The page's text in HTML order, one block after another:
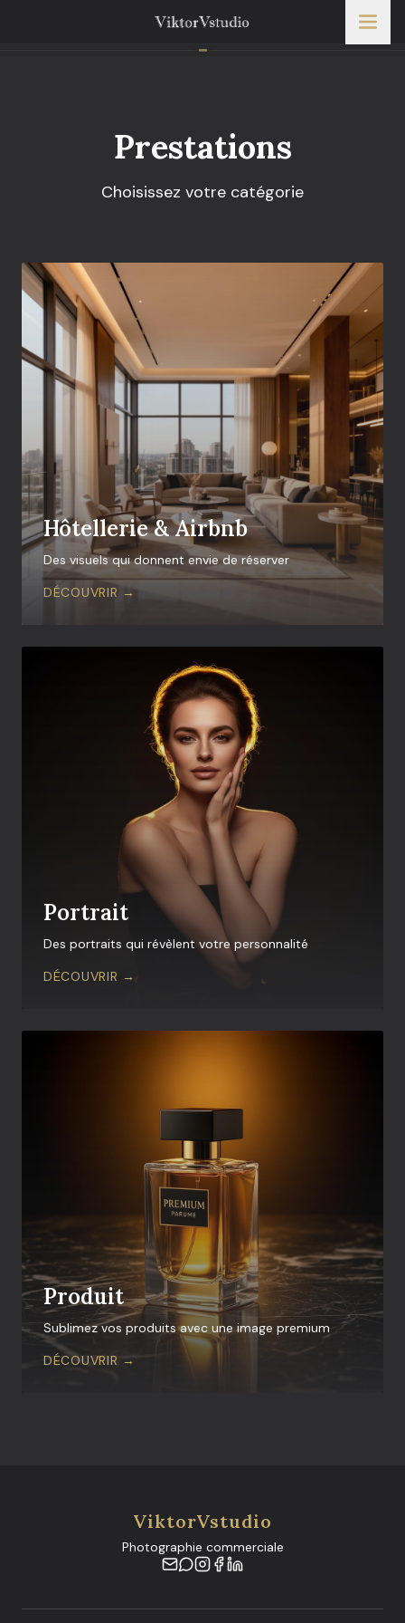
Prestations
Choisissez votre catégorie
Hôtellerie & Airbnb
Des visuels qui donnent envie de réserver
DÉCOUVRIR →
Portrait
Des portraits qui révèlent votre personnalité
DÉCOUVRIR →
Produit
Sublimez vos produits avec une image premium
DÉCOUVRIR →
ViktorVstudio
Photographie commerciale